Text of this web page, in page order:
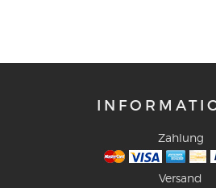
Zahlung
Versand